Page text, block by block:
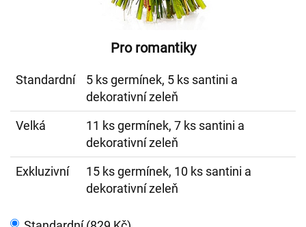
Pro romantiky
Standardní
5 ks germínek, 5 ks santini a
dekorativní zeleň
Velká
11 ks germínek, 7 ks santini a
dekorativní zeleň
Exkluzivní
15 ks germínek, 10 ks santini a
dekorativní zeleň